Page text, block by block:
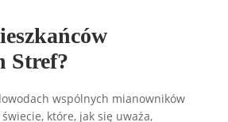
Stref?
wspólnych mianowników
które, jak się uważa,